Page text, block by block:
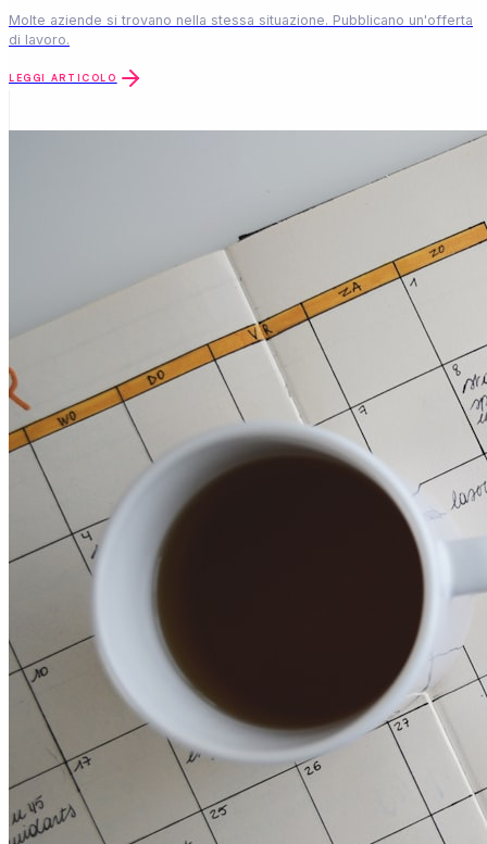
Molte aziende si trovano nella stessa situazione. Pubblicano un'offerta
di lavoro.
LEGGI ARTICOLO